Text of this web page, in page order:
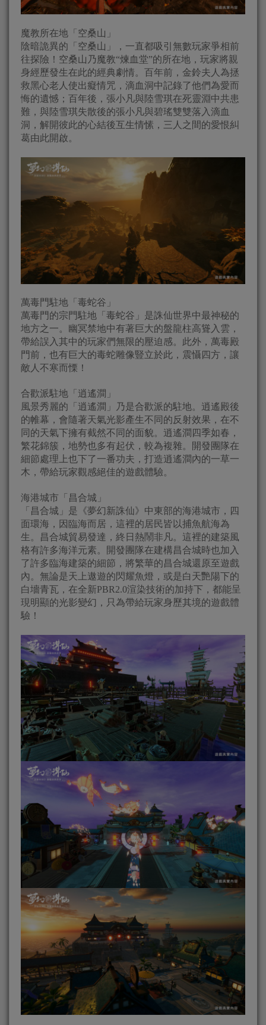
魔教所在地「空桑山」
陰暗詭異的「空桑山」，一直都吸引無數玩家爭相前
往探險！空桑山乃魔教“煉血堂”的所在地，玩家將親
身經歷發生在此的經典劇情。百年前，金鈴夫人為拯
救黑心老人使出癡情咒，滴血洞中記錄了他們為愛而
悔的遺憾；百年後，張小凡與陸雪琪在死靈淵中共患
難，與陸雪琪失散後的張小凡與碧瑤雙雙落入滴血
洞，解開彼此的心結後互生情愫，三人之間的愛恨糾
葛由此開啟。
萬毒門駐地「毒蛇谷」
萬毒門的宗門駐地「毒蛇谷」是誅仙世界中最神秘的
地方之一。幽冥禁地中有著巨大的盤龍柱高聳入雲，
帶給誤入其中的玩家們無限的壓迫感。此外，萬毒殿
門前，也有巨大的毒蛇雕像豎立於此，震懾四方，讓
敵人不寒而慄！
合歡派駐地「逍遙澗」
風景秀麗的「逍遙澗」乃是合歡派的駐地。逍遙殿後
的帷幕，會隨著天氣光影產生不同的反射效果，在不
同的天氣下擁有截然不同的面貌。逍遙澗四季如春，
繁花錦簇，地勢也多有起伏，較為複雜。開發團隊在
細節處理上也下了一番功夫，打造逍遙澗內的一草一
木，帶給玩家觀感絕佳的遊戲體驗。
海港城市「昌合城」
「昌合城」是《夢幻新誅仙》中東部的海港城市，四
面環海，因臨海而居，這裡的居民皆以捕魚航海為
生。昌合城貿易發達，終日熱鬧非凡。這裡的建築風
格有許多海洋元素。開發團隊在建構昌合城時也加入
了許多臨海建築的細節，將繁華的昌合城還原至遊戲
內。無論是天上遨遊的閃耀魚燈，或是白天艷陽下的
白墻青瓦，在全新PBR2.0渲染技術的加持下，都能呈
現明顯的光影變幻，只為帶給玩家身歷其境的遊戲體
驗！